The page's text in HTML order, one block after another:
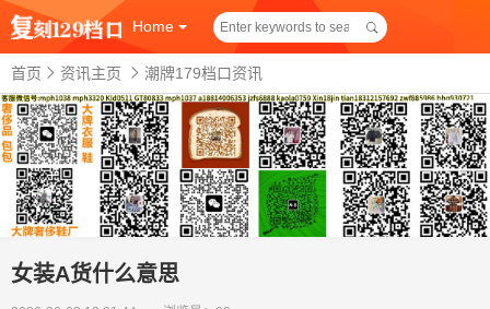
Home
首页 资讯主页 潮牌179档口资讯
女装A货什么意思